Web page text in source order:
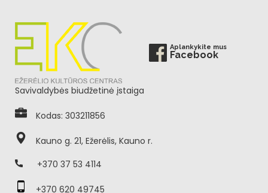
Aplankykite mus
Facebook
Savivaldybės biudžetinė įstaiga
Kodas: 303211856
Kauno g. 21, Ežerėlis, Kauno r.
+370 37 53 4114
+370 620 49745